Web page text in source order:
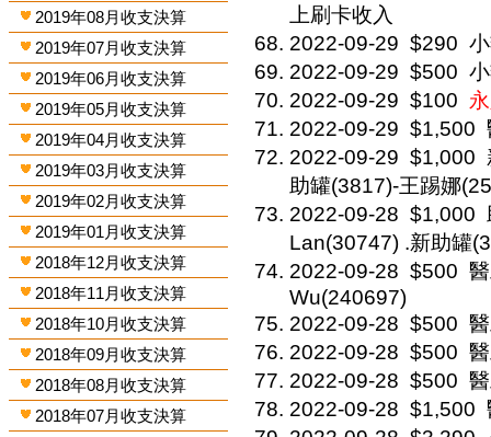
2019年08月收支決算
2019年07月收支決算
2019年06月收支決算
2019年05月收支決算
2019年04月收支決算
2019年03月收支決算
2019年02月收支決算
2019年01月收支決算
2018年12月收支決算
2018年11月收支決算
2018年10月收支決算
2018年09月收支決算
2018年08月收支決算
2018年07月收支決算
上刷卡收入
2022-09-29 $290
2022-09-29 $500
2022-09-29 $100
2022-09-29 $1,500
2022-09-29 $1,000
助罐(3817)-王踢娜
2022-09-28 $1,000
Lan(30747) .新助罐
2022-09-28 $500
Wu(240697)
2022-09-28 $500
2022-09-28 $500
2022-09-28 $500
2022-09-28 $1,500